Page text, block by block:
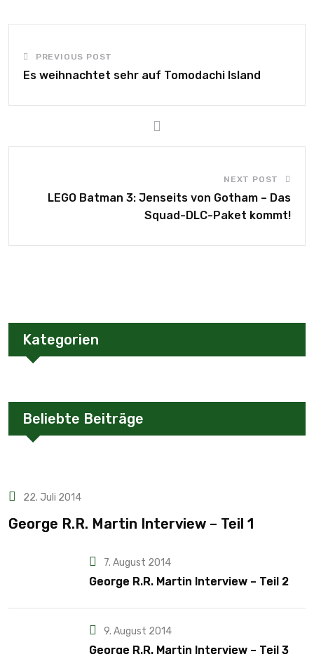
PREVIOUS POST
Es weihnachtet sehr auf Tomodachi Island
NEXT POST
LEGO Batman 3: Jenseits von Gotham – Das
Squad-DLC-Paket kommt!
Kategorien
Beliebte Beiträge
22. Juli 2014
George R.R. Martin Interview – Teil 1
7. August 2014
George R.R. Martin Interview – Teil 2
9. August 2014
George R.R. Martin Interview – Teil 3